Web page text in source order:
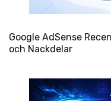
Google AdSense
och Nackdelar